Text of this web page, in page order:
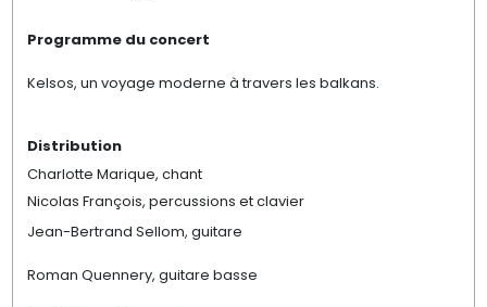
Programme du concert
Kelsos, un voyage moderne à travers les balkans.
Distribution
Charlotte Marique, chant
Nicolas François, percussions et clavier
Jean-Bertrand Sellom, guitare
Roman Quennery, guitare basse